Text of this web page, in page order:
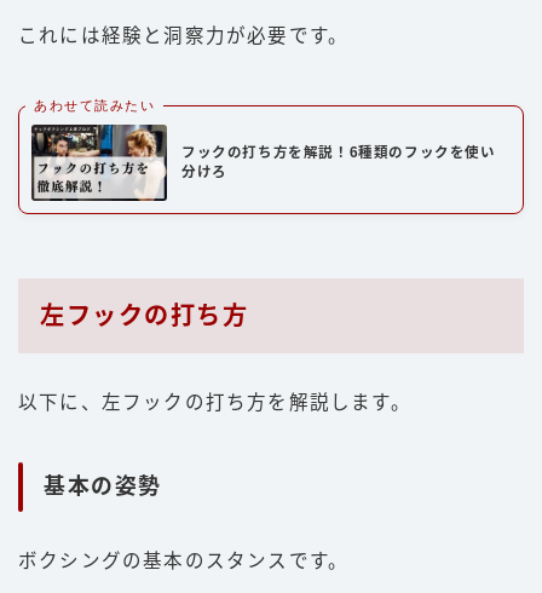
これには経験と洞察力が必要です。
あわせて読みたい
フックの打ち方を解説！6種類のフックを使い
分けろ
左フックの打ち方
以下に、左フックの打ち方を解説します。
基本の姿勢
ボクシングの基本のスタンスです。